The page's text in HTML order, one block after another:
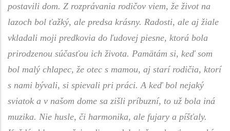
postavili dom. Z rozprávania rodičov viem, že život na
lazoch bol ťažký, ale predsa krásny. Radosti, ale aj žiale
vkladali moji predkovia do ľudovej piesne, ktorá bola
prirodzenou súčasťou ich života. Pamätám si, keď som
bol malý chlapec, že otec s mamou, aj starí rodičia, ktorí
s nami bývali, si spievali pri práci. A keď bol nejaký
sviatok a v našom dome sa zišli príbuzní, to už bola iná
muzika. Nie husle, či harmonika, ale fujary a píšťaly.